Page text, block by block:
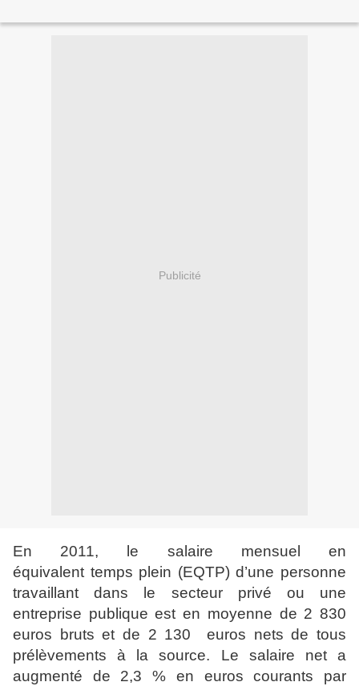
Publicité
En 2011, le salaire mensuel en
équivalent temps plein (EQTP) d’une personne
travaillant dans le secteur privé ou une
entreprise publique est en moyenne de 2 830
euros bruts et de 2 130 euros nets de tous
prélèvements à la source. Le salaire net a
augmenté de 2,3 % en euros courants par